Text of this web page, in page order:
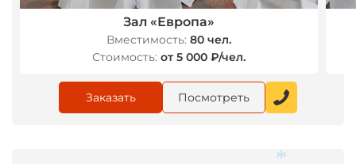
Зал «Европа»
Вместимость: 80 чел.
Стоимость: от 5 000 ₽/чел.
Заказать Посмотреть